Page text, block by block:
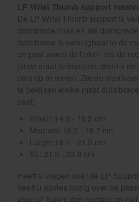
LP Wrist Thumb support
De LP Wrist Thumb support is
duimbrace links en als
duimbrace is verkrijgbaar in de
en past zowel de linker- als de
juiste maat te bepalen, dient u de
pols op te meten. Zie de
te bekijken welke maat
past:
Small: 14.0 - 16.2 cm
Medium: 16.2 - 18.7 cm
Large: 18.7 - 21.3 cm
XL: 21.3 - 23.8 cm
Heeft u vragen over de LP
heeft u advies nodig over de
voor u? Neem dan contact op